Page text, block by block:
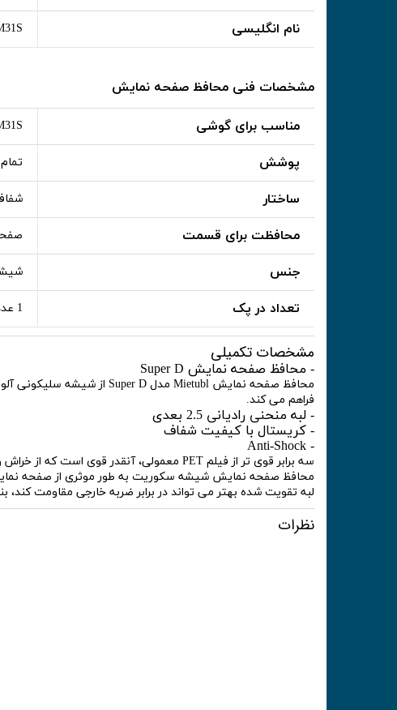
نام انگلیسی
مشخصات فنی محافظ صفحه نمایش
مناسب برای گوشی
پوشش
ساختار
محافظت برای قسمت
جنس
تعداد در پک 1 عدد
مشخصات تکمیلی
- محافظ صفحه نمایش Super D
فراهم می کند.
- لبه منحنی رادیانی 2.5 بعدی
- کریستال با کیفیت شفاف
- Anti-Shock
سه برابر قوی تر از فیلم PET معمولی، آنقدر قوی است که از خراش و شکستگی جلوگیری کند.
محافظ صفحه نمایش شیشه سکوریت به طور موثری از صفحه
لبه تقویت شده بهتر می تواند در برابر ضربه خارجی مقاومت کند،
نظرات